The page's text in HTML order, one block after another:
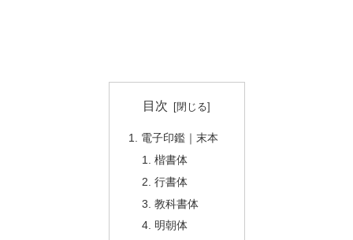
目次
電子印鑑｜末本
楷書体
行書体
教科書体
明朝体